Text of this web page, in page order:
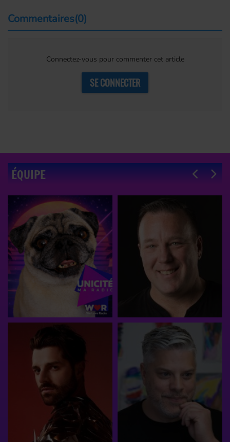
Commentaires(0)
Connectez-vous pour commenter cet article
SE CONNECTER
ÉQUIPE